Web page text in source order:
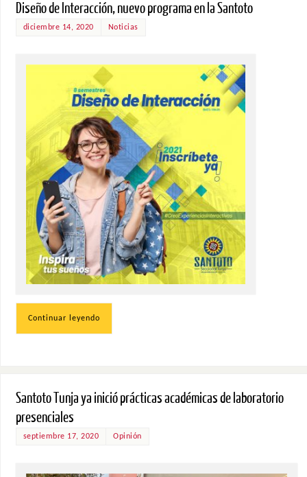
Diseño de Interacción, nuevo programa en la Santoto
diciembre 14, 2020 Noticias
Continuar leyendo
Santoto Tunja ya inició prácticas académicas de laboratorio
presenciales
septiembre 17, 2020 Opinión